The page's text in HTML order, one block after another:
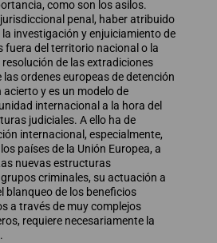
como son los asilos.
penal, haber atribuido
investigación y enjuiciamiento de
fuera del territorio nacional o la
de las extradiciones
las ordenes europeas de detención
y es un modelo de
internacional a la hora del
judiciales. A ello ha de
internacional, especialmente,
países de la Unión Europea, a
nuevas estructuras
criminales, su actuación a
blanqueo de los beneficios
a través de muy complejos
requiere necesariamente la